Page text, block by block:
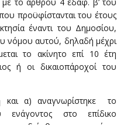
προϋφίστανται του έτους
έναντι του Δημοσίου,
νόμου αυτού, δηλαδή μέχρι
το ακίνητο επί 10 έτη
ή οι δικαιοπάροχοί του
και α) αναγνωρίστηκε το
ενάγοντος στο επίδικο